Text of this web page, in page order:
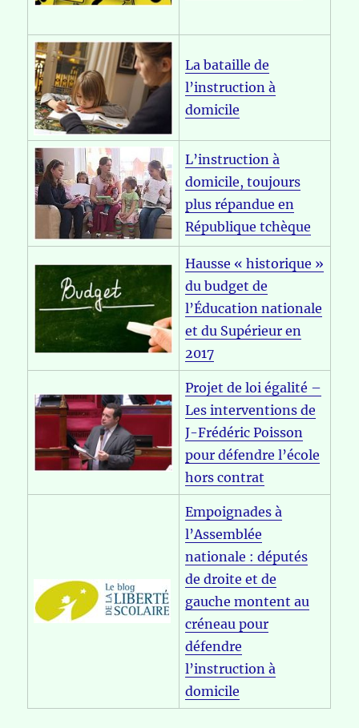
La bataille de
l’instruction à
domicile
L’instruction à
domicile, toujours
plus répandue en
République tchèque
Hausse « historique »
du budget de
l’Éducation nationale
et du Supérieur en
2017
Projet de loi égalité –
Les interventions de
J-Frédéric Poisson
pour défendre l’école
hors contrat
Empoignades à
l’Assemblée
nationale : députés
de droite et de
gauche montent au
créneau pour
défendre
l’instruction à
domicile